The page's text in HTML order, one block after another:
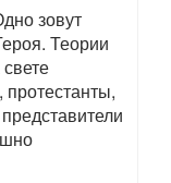
зовут
Теории